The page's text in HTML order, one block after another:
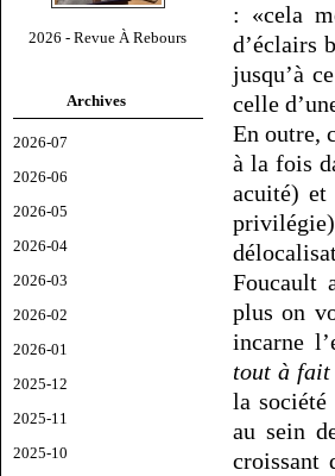
2026 - Revue À Rebours
Archives
2026-07
2026-06
2026-05
2026-04
2026-03
2026-02
2026-01
2025-12
2025-11
2025-10
: «cela
d’éclairs
jusqu’à
celle
En outre,
à la fois
acuité) et
Foucault
plus on
incarne
tout à fait
la
au sein
croissant